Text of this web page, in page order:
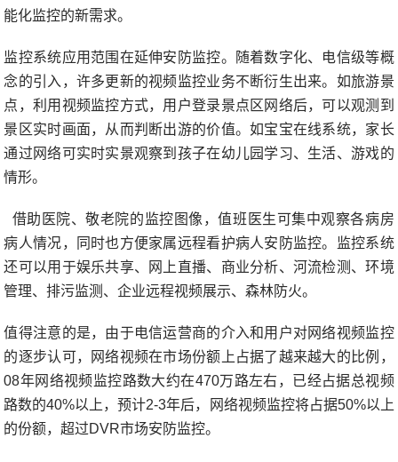
能化监控的新需求。
监控系统应用范围在延伸安防监控。随着数字化、电信级等概
念的引入，许多更新的视频监控业务不断衍生出来。如旅游景
点，利用视频监控方式，用户登录景点区网络后，可以观测到
景区实时画面，从而判断出游的价值。如宝宝在线系统，家长
通过网络可实时实景观察到孩子在幼儿园学习、生活、游戏的
情形。
借助医院、敬老院的监控图像，值班医生可集中观察各病房
病人情况，同时也方便家属远程看护病人安防监控。监控系统
还可以用于娱乐共享、网上直播、商业分析、河流检测、环境
管理、排污监测、企业远程视频展示、森林防火。
值得注意的是，由于电信运营商的介入和用户对网络视频监控
的逐步认可，网络视频在市场份额上占据了越来越大的比例，
08年网络视频监控路数大约在470万路左右，已经占据总视频
路数的40%以上，预计2-3年后，网络视频监控将占据50%以上
的份额，超过DVR市场安防监控。